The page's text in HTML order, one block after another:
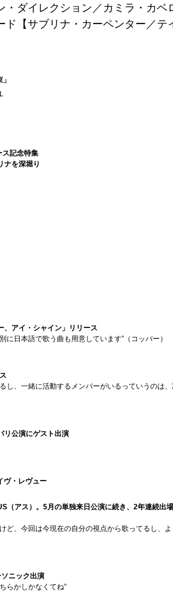
ダイレクション／カミラ・カベ
【サブリナ・カーペンター／テ
ス記念特集
ナを深堀り
、アイ・シャイン」リリース
日本語で歌う曲も用意しています”（コッパー）
し、一緒に活動するメンバーがいるっていうのは
リ公演にゲスト出演
ヴ・レヴュー
（アス）。5月の単独来日公演に続き、2年連続出
ど、今回は今現在の自分の視点から歌ってるし、
ニック出演
らかしかなくてね”